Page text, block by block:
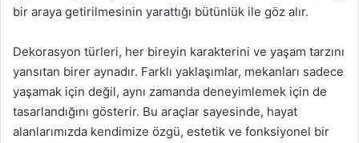
bir araya getirilmesinin yarattığı bütünlük ile göz alır.
Dekorasyon türleri, her bireyin karakterini ve yaşam tarzını
yansıtan birer aynadır. Farklı yaklaşımlar, mekanları sadece
yaşamak için değil, aynı zamanda deneyimlemek için de
tasarlandığını gösterir. Bu araçlar sayesinde, hayat
alanlarımızda kendimize özgü, estetik ve fonksiyonel bir